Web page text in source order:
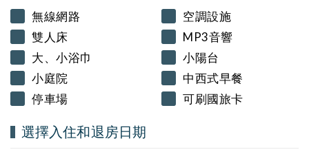
無線網路
空調設施
雙人床
MP3音響
大、小浴巾
小陽台
小庭院
中西式早餐
停車場
可刷國旅卡
選擇入住和退房日期